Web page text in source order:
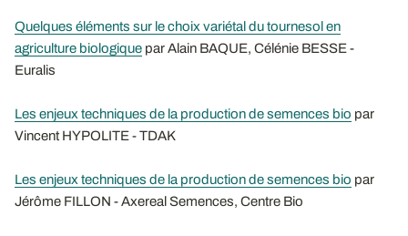
Quelques éléments sur le choix variétal du tournesol en
agriculture biologique par Alain BAQUE, Célénie BESSE -
Euralis
Les enjeux techniques de la production de semences bio par
Vincent HYPOLITE - TDAK
Les enjeux techniques de la production de semences bio par
Jérôme FILLON - Axereal Semences, Centre Bio